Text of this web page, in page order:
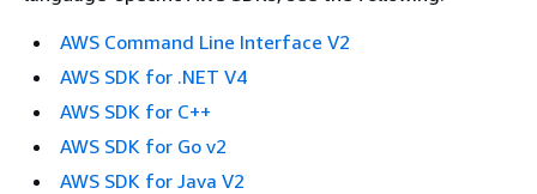
AWS Command Line Interface V2
AWS SDK for .NET V4
AWS SDK for C++
AWS SDK for Go v2
AWS SDK for Java V2